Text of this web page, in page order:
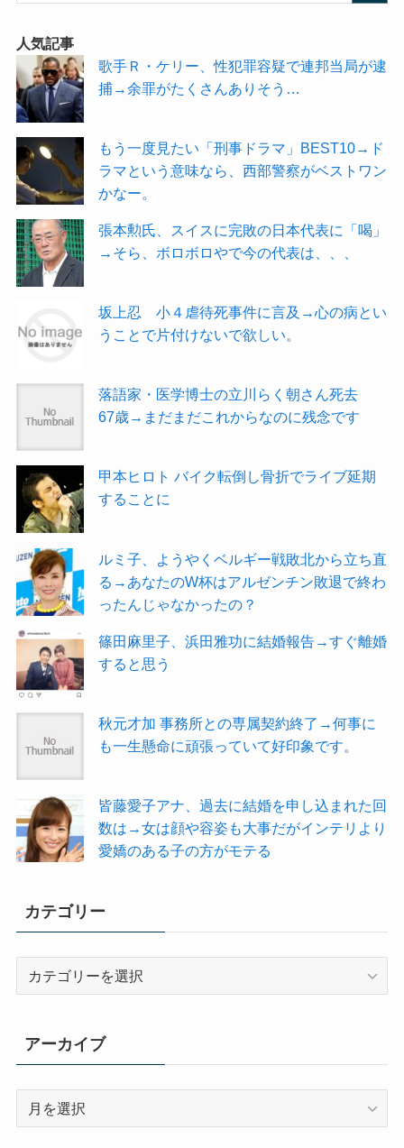
人気記事
歌手Ｒ・ケリー、性犯罪容疑で連邦当局が逮
捕→余罪がたくさんありそう…
もう一度見たい「刑事ドラマ」BEST10→ド
ラマという意味なら、西部警察がベストワン
かなー。
張本勲氏、スイスに完敗の日本代表に「喝」
→そら、ボロボロやで今の代表は、、、
坂上忍 小４虐待死事件に言及→心の病とい
うことで片付けないで欲しい。
落語家・医学博士の立川らく朝さん死去
67歳→まだまだこれからなのに残念です
甲本ヒロト バイク転倒し骨折でライブ延期
することに
ルミ子、ようやくベルギー戦敗北から立ち直
る→あなたのW杯はアルゼンチン敗退で終わ
ったんじゃなかったの？
篠田麻里子、浜田雅功に結婚報告→すぐ離婚
すると思う
秋元才加 事務所との専属契約終了→何事に
も一生懸命に頑張っていて好印象です。
皆藤愛子アナ、過去に結婚を申し込まれた回
数は→女は顔や容姿も大事だがインテリより
愛嬌のある子の方がモテる
カテゴリー
リ
ー
アーカイブ